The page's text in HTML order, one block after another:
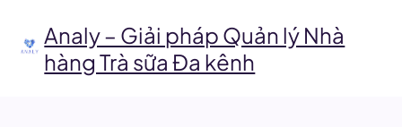
phần
Analy – Giải pháp Quản lý Nhà
hàng Trà sữa Đa kênh